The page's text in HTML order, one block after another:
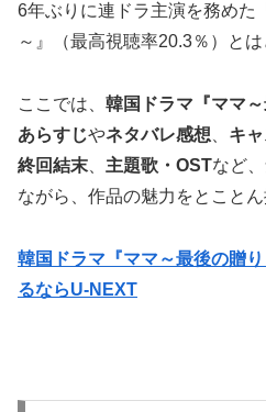
6年ぶりに連ドラ主演を務めた
～』（最高視聴率20.3％）と
ここでは、 韓国ドラマ『ママ～
あらすじやネタバレ感想 キ
終回結末
主題歌・OSTなど
ながら、作品の魅力をとこと
韓国ドラマ『ママ～最後の贈
るならU-NEXT